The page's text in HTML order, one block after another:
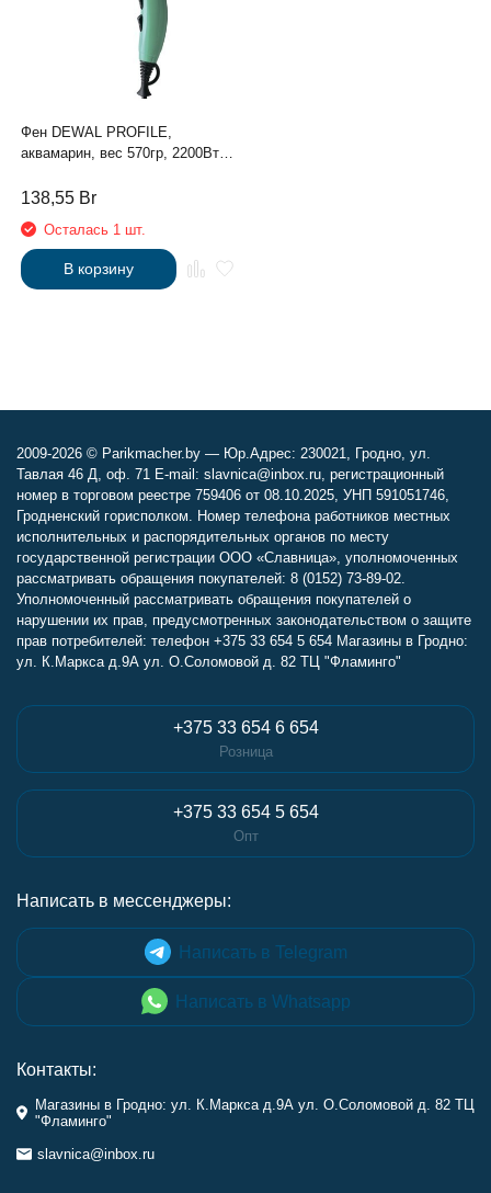
Фен DEWAL PROFILE,
аквамарин, вес 570гр, 2200Вт,
3м
138,55 Br
Осталась 1 шт.
В корзину
2009-2026 © Parikmacher.by — Юр.Адрес: 230021, Гродно, ул.
Тавлая 46 Д, оф. 71 E-mail: slavnica@inbox.ru, регистрационный
номер в торговом реестре 759406 от 08.10.2025, УНП 591051746,
Гродненский горисполком. Номер телефона работников местных
исполнительных и распорядительных органов по месту
государственной регистрации ООО «Славница», уполномоченных
рассматривать обращения покупателей: 8 (0152) 73-89-02.
Уполномоченный рассматривать обращения покупателей о
нарушении их прав, предусмотренных законодательством о защите
прав потребителей: телефон +375 33 654 5 654 Магазины в Гродно:
ул. К.Маркса д.9А ул. О.Соломовой д. 82 ТЦ "Фламинго"
+375 33 654 6 654
Розница
+375 33 654 5 654
Опт
Написать в мессенджеры:
Написать в Telegram
Написать в Whatsapp
Контакты:
Магазины в Гродно: ул. К.Маркса д.9А ул. О.Соломовой д. 82 ТЦ
"Фламинго"
slavnica@inbox.ru